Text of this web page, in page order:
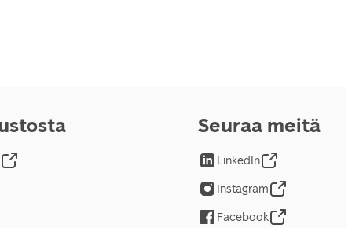
Seuraa meitä
LinkedIn
Instagram
Facebook